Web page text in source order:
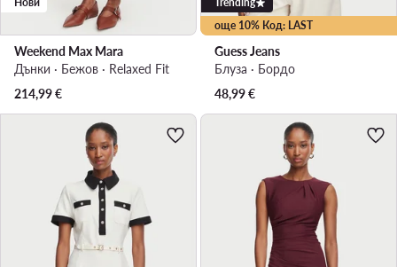
Weekend Max Mara
Дънки · Бежов · Relaxed Fit
214,99€
още 10% Код: LAST
Guess Jeans
Блуза · Бордо
48,99€